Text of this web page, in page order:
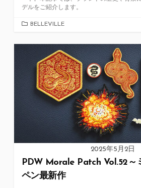
デルをご紹介します。
カ
ゴ
BELLEVILLE
2025年5月2日
PDW Morale Patch Vol.52～
ペン最新作